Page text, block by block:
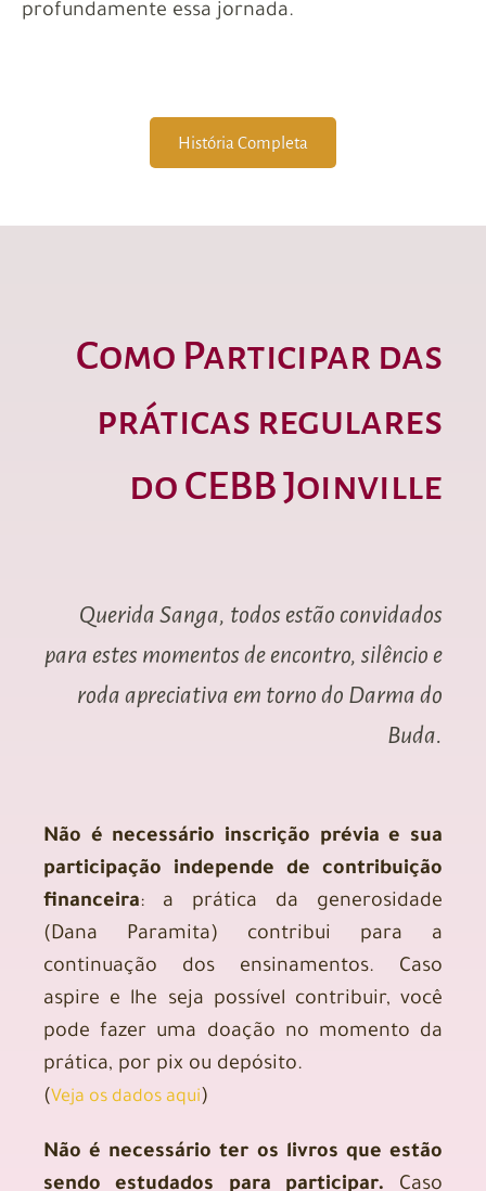
profundamente essa jornada.
História Completa
Como Participar das
práticas regulares
do CEBB Joinville
Querida Sanga, todos estão convidados
para estes momentos de encontro, silêncio e
roda apreciativa em torno do Darma do
Buda.
Não é necessário inscrição prévia e sua
participação independe de contribuição
financeira: a prática da generosidade
(Dana Paramita) contribui para a
continuação dos ensinamentos. Caso
aspire e lhe seja possível contribuir, você
pode fazer uma doação no momento da
prática, por pix ou depósito.
(Veja os dados aqui)
Não é necessário ter os livros que estão
sendo estudados para participar. Caso